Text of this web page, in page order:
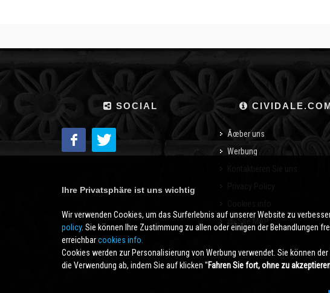
SOCIAL
Ãœber uns
Werbung
Ihre Privatsphäre ist uns wichtig
Wir verwenden Cookies, um das Surferlebnis auf unserer Website zu
policy. Sie können Ihre Zustimmung zu allen oder einigen der Behandlungen
erreichbarcookies info.
Cookies werden zur Personalisierung von Werbung verwendet. Sie können
die Verwendung ab, indem Sie auf klicken ''Fahren Sie fort, ohne zu